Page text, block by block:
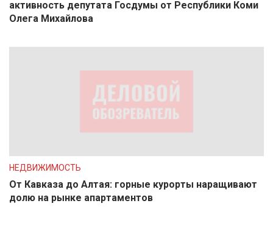
активность депутата Госдумы от Республики Коми
Олега Михайлова
НЕДВИЖИМОСТЬ
От Кавказа до Алтая: горные курорты наращивают
долю на рынке апартаментов